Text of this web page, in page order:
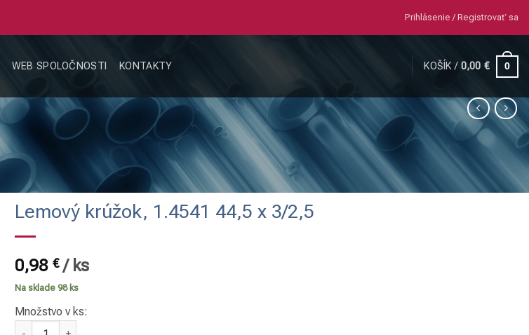
Prihlásenie / Registrovať sa
WEB SPOLOČNOSTI KONTAKTY KOŠÍK / 0,00€ 0
Lemový krúžok, 1.4541 44,5 x 3/2,5
0,98€/ ks
Na sklade 98 ks
Množstvo v ks:
množstvo Lemový krúžok, 1.4541 44,5 x 3/2,5